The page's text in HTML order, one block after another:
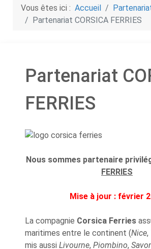
Vous êtes ici : Accueil
Partenariat CORSICA FERRIES
Partenariat
FERRIES
Nous sommes partenaire
FERRIES
Mise à jour : février
La compagnie Corsica Ferries
maritimes entre le continent (Nice,
mis aussi Livourne, Piombino,